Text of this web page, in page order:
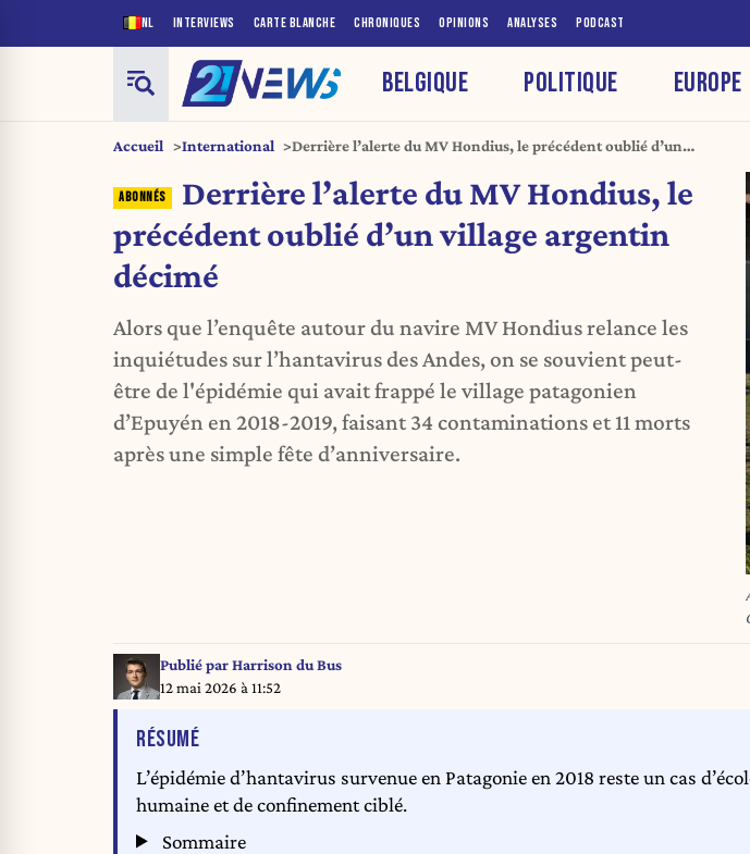
NL INTERVIEWS CARTE BLANCHE CHRONIQUES OPINIONS ANALYSES PODCAST
BELGIQUE POLITIQUE EUROPE
Accueil International
Derrière l’alerte du MV Hondius, le précédent oublié d’un
Derrière l’alerte du MV Hondius, le
précédent oublié d’un village argentin
décimé
Alors que l’enquête autour du navire MV Hondius relance les
inquiétudes sur l’hantavirus des Andes, on se souvient peut-
être de l'épidémie qui avait frappé le village patagonien
d’Epuyén en 2018-2019, faisant 34 contaminations et 11 morts
après une simple fête d’anniversaire.
Publié parHarrison du Bus
12 mai 2026 à 11:52
RÉSUMÉDE L'ARTICLE
L’épidémie d’hantavirus survenue en Patagonie en 2018 reste un cas
humaine et de confinement ciblé.
Sommaire